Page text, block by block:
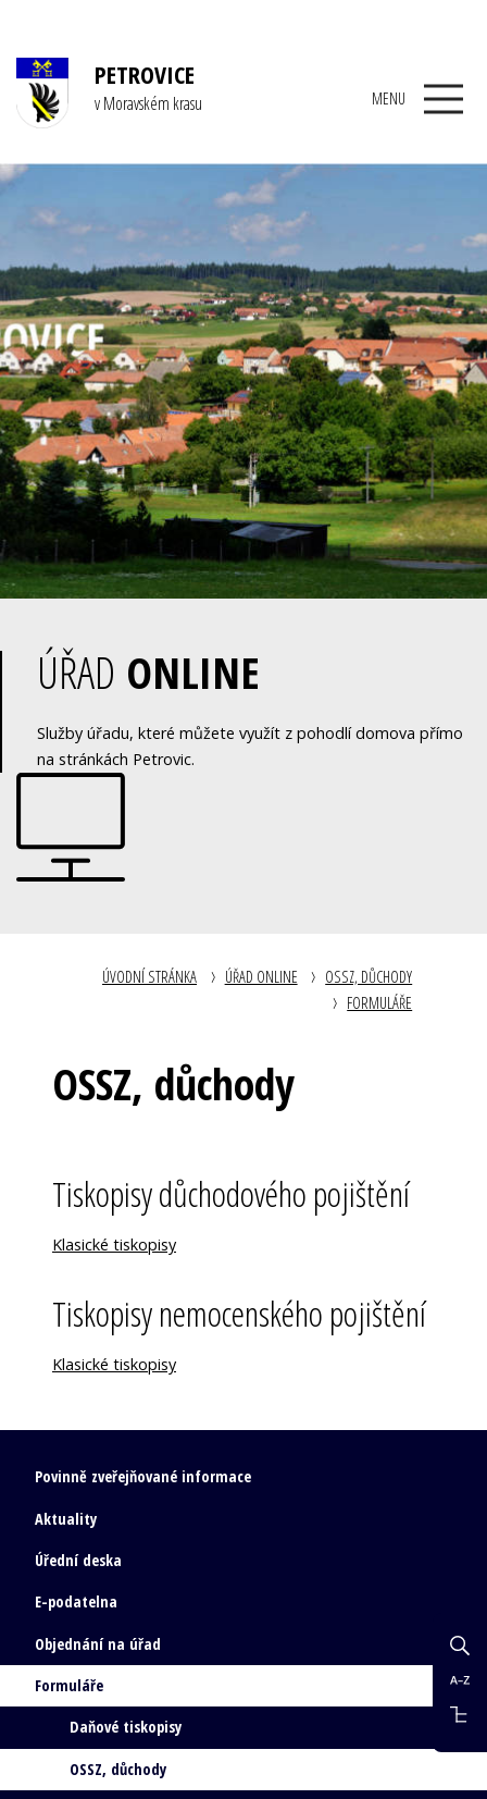
PETROVICE
v Moravském krasu MENU
ÚŘAD ONLINE
Služby úřadu, které můžete využít z pohodlí domova přímo
na stránkách Petrovic.
ÚVODNÍ STRÁNKA ÚŘAD ONLINE
OSSZ, DŮCHODY
FORMULÁŘE
OSSZ, důchody
Tiskopisy důchodového pojištění
Klasické tiskopisy
Tiskopisy nemocenského pojištění
Klasické tiskopisy
Povinně zveřejňované informace
Aktuality
Úřední deska
E-podatelna
Objednání na úřad
Formuláře
Daňové tiskopisy
OSSZ, důchody